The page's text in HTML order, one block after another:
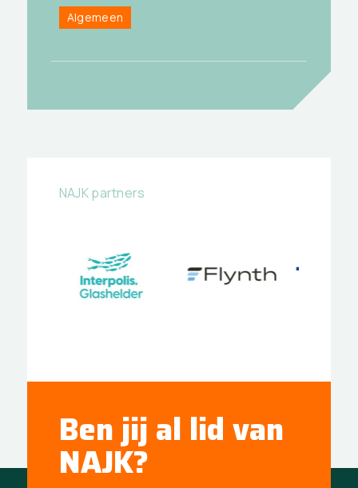
Algemeen
NAJK partners
Ben jij al lid van
NAJK?